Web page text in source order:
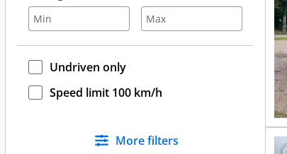
Undriven only
Speed limit 100 km/h
More filters